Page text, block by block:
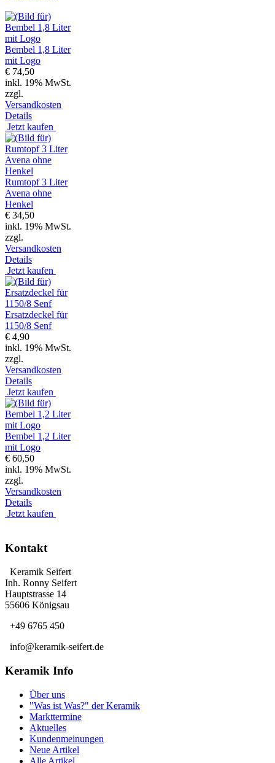
Bembel 1,8 Liter
mit Logo
€ 74,50
inkl. 19% MwSt.
zzgl.
Versandkosten
Details
Jetzt kaufen
Rumtopf 3 Liter
Avena ohne
Henkel
€ 34,50
inkl. 19% MwSt.
zzgl.
Versandkosten
Details
Jetzt kaufen
Ersatzdeckel für
1150/8 Senf
€ 4,90
inkl. 19% MwSt.
zzgl.
Versandkosten
Details
Jetzt kaufen
Bembel 1,2 Liter
mit Logo
€ 60,50
inkl. 19% MwSt.
zzgl.
Versandkosten
Details
Jetzt kaufen
Kontakt
Keramik Seifert
Inh. Ronny Seifert
Hauptstrasse 14
55606 Königsau
+49 6765 450
info@keramik-seifert.de
Keramik Info
Über uns
"Was ist Was?" der Keramik
Markttermine
Aktuelles
Kundenmeinungen
Neue Artikel
Alle Artikel